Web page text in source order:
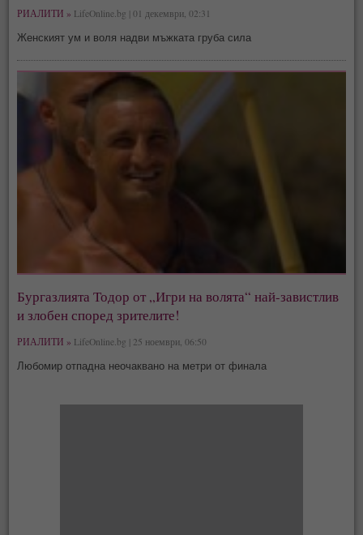
РИАЛИТИ » LifeOnline.bg | 01 декември, 02:31
Женският ум и воля надви мъжката груба сила
Бургазлията Тодор от „Игри на волята“ най-завистлив
и злобен според зрителите!
РИАЛИТИ » LifeOnline.bg | 25 ноември, 06:50
Любомир отпадна неочаквано на метри от финала